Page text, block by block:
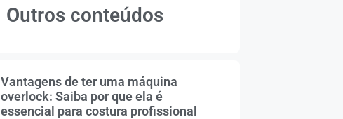
Outros conteúdos
Vantagens de ter uma máquina
overlock: Saiba por que ela é
essencial para costura profissional